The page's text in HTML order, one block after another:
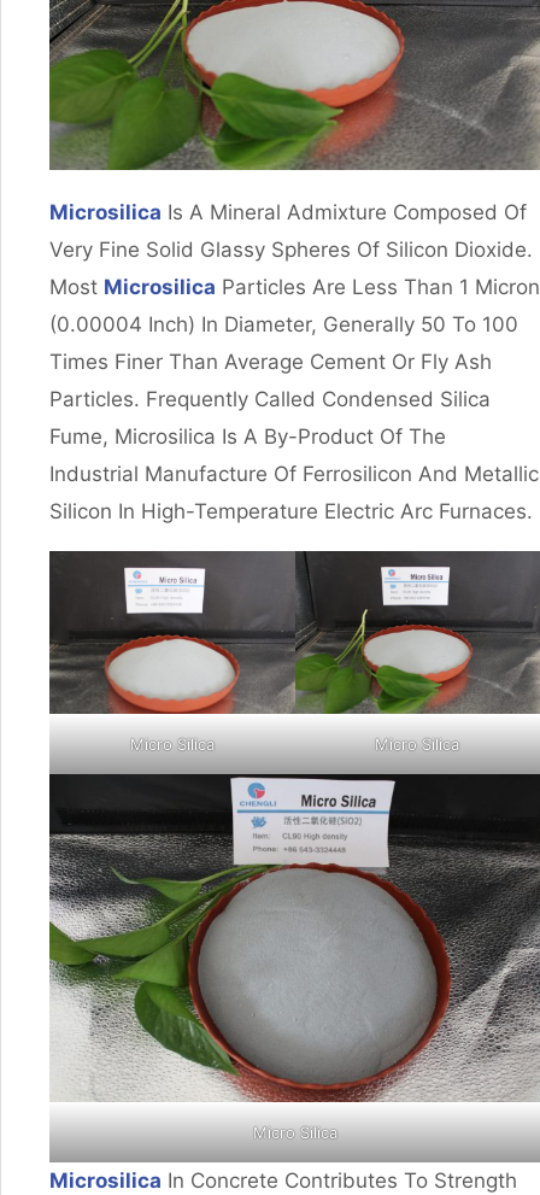
Microsilica Is A Mineral Admixture Composed Of
Very Fine Solid Glassy Spheres Of Silicon Dioxide.
Most Microsilica Particles Are Less Than 1 Micron
(0.00004 Inch) In Diameter, Generally 50 To 100
Times Finer Than Average Cement Or Fly Ash
Particles. Frequently Called Condensed Silica
Fume, Microsilica Is A By-Product Of The
Industrial Manufacture Of Ferrosilicon And Metallic
Silicon In High-Temperature Electric Arc Furnaces.
Micro Silica Micro Silica
Micro Silica
Microsilica In Concrete Contributes To Strength